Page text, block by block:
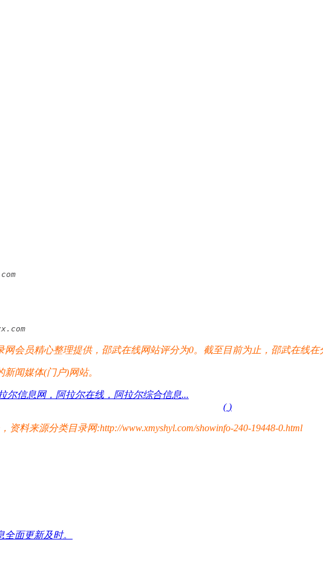
会员精心整理提供，邵武在线网站评分为0。截至目前为止，邵武在线
闻媒体(门户)网站。
尔信息网，阿拉尔在线，阿拉尔综合信息...
( )
料来源分类目录网:http://www.xmyshyl.com/showinfo-240-19448-0.html
面更新及时。